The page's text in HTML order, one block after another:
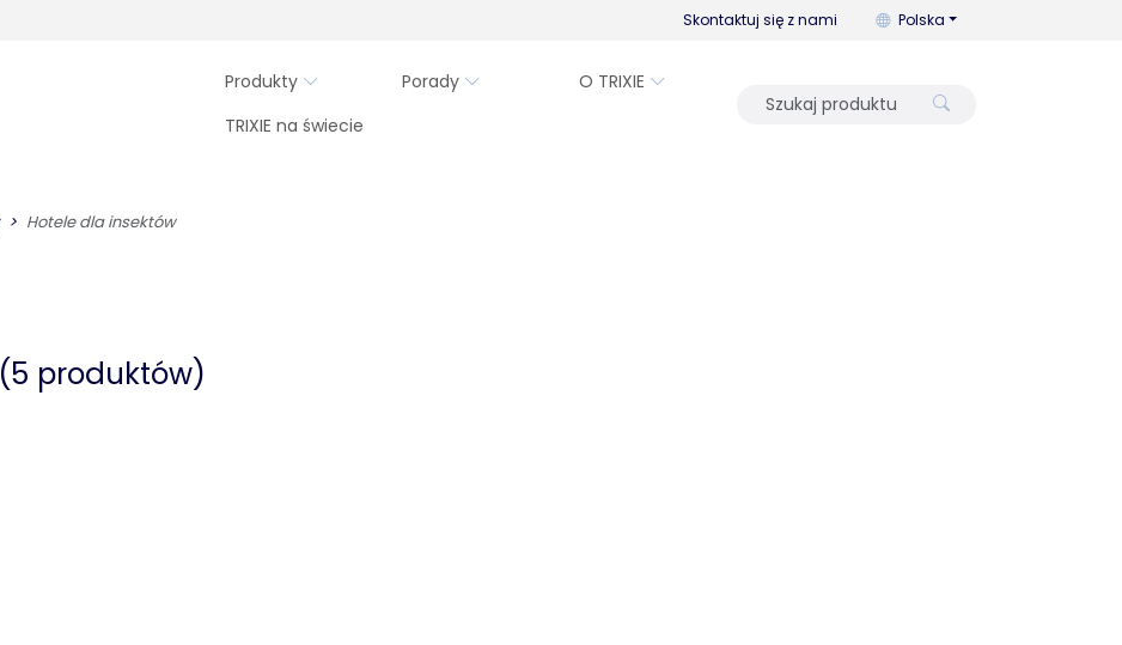
Skontaktuj się z nami Możesz zmienić język za
Polska
Produkty Porady
O TRIXIE
TRIXIE na świecie
Hotele dla insektów
(5 produktów)